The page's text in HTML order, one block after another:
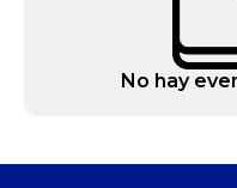
No hay